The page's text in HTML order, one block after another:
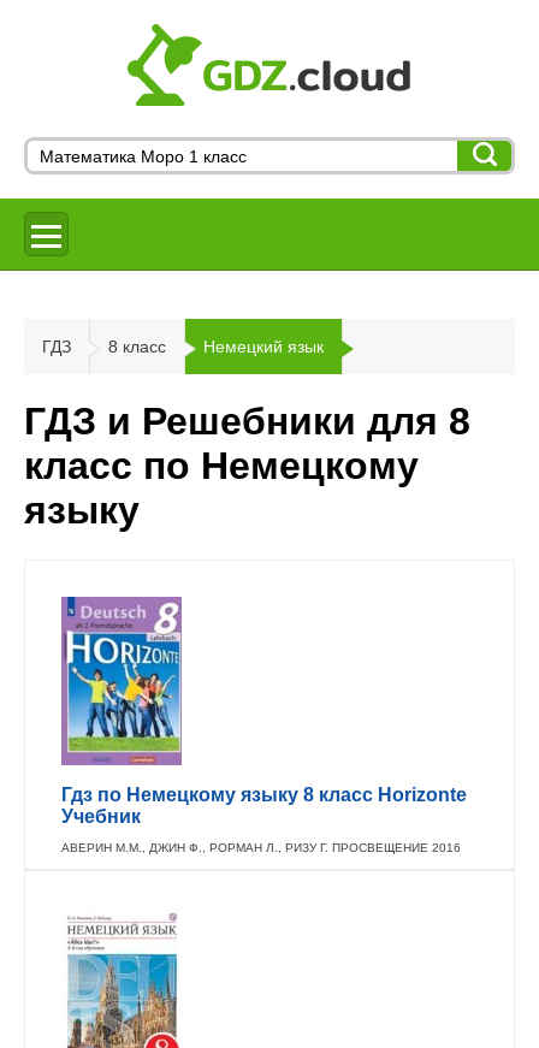
ГДЗ 8 класс Немецкий язык
ГДЗ и Решебники для 8
класс по Немецкому
языку
Гдз по Немецкому языку 8 класс Horizonte
Учебник
АВЕРИН М.М., ДЖИН Ф., РОРМАН Л., РИЗУ Г. ПРОСВЕЩЕНИЕ 2016